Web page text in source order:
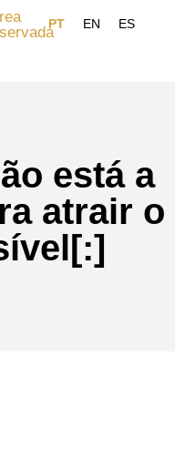
está a
atrair o